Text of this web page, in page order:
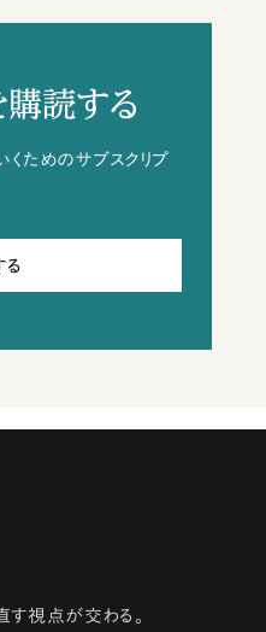
購読する
くためのサブスクリプ
る
す視点が交わる。